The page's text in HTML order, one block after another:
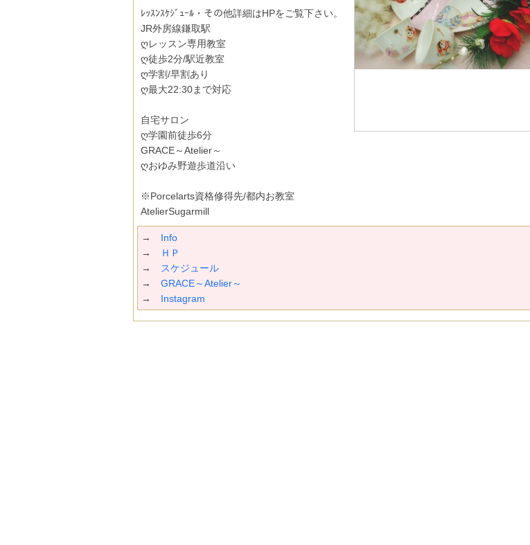
ﾚｯｽﾝｽｹｼﾞｭｰﾙ・その他詳細はHPをご覧下さい。
JR外房線鎌取駅
ღレッスン専用教室
ღ徒歩2分/駅近教室
ღ学割/早割あり
ღ最大22:30まで対応
自宅サロン
ღ学園前徒歩6分
GRACE～Atelier～
ღおゆみ野遊歩道沿い
※Porcelarts資格修得先/都内お教室
AtelierSugarmill
→ Info
→
ＨＰ
→
スケジュール
→ GRACE～Atelier～
→ Instagram